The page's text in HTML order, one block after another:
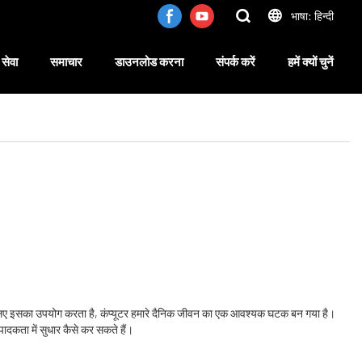
भाषा: हिन्दी
सेवा समाचार डाउनलोड करना संपर्क करें हमें क्यों चुनें
इसका उपयोग करता है, कंप्यूटर हमारे दैनिक जीवन का एक आवश्यक घटक बन गया है।
में सुधार कैसे कर सकते हैं।